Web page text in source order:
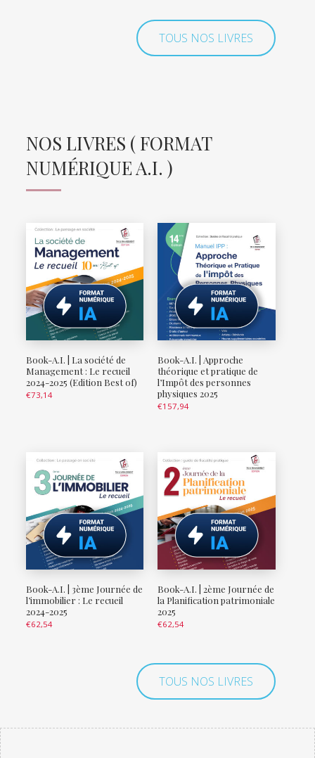
TOUS NOS LIVRES
NOS LIVRES ( FORMAT
NUMÉRIQUE A.I. )
Book-A.I. | La société de
Management : Le recueil
2024-2025 (Edition Best of)
€73,14
Book-A.I. | Approche
théorique et pratique de
l’Impôt des personnes
physiques 2025
€157,94
Book-A.I. | 3ème Journée de
l’immobilier : Le recueil
2024-2025
€62,54
Book-A.I. | 2ème Journée de
la Planification patrimoniale
2025
€62,54
TOUS NOS LIVRES